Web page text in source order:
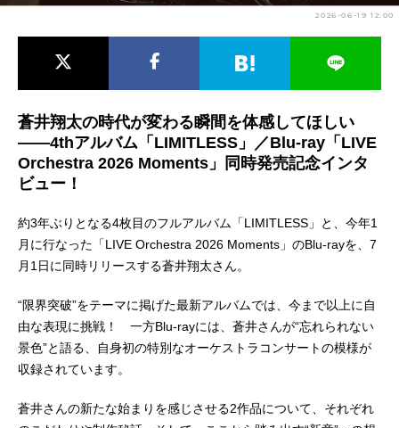
男性声優/女性声優一覧
2026-06-19 12:00
蒼井翔太の時代が変わる瞬間を体感してほしい
――4thアルバム「LIMITLESS」／Blu-ray「LIVE
Orchestra 2026 Moments」同時発売記念インタ
ビュー！
約3年ぶりとなる4枚目のフルアルバム「LIMITLESS」と、今年1
月に行なった「LIVE Orchestra 2026 Moments」のBlu-rayを、7
月1日に同時リリースする蒼井翔太さん。
“限界突破”をテーマに掲げた最新アルバムでは、今まで以上に自
由な表現に挑戦！ 一方Blu-rayには、蒼井さんが“忘れられない
景色”と語る、自身初の特別なオーケストラコンサートの模様が
収録されています。
蒼井さんの新たな始まりを感じさせる2作品について、それぞれ